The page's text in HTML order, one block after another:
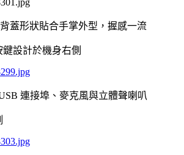
蓋形狀貼合手掌外型，握感一流
設計於機身右側
連接埠、麥克風與立體聲喇叭